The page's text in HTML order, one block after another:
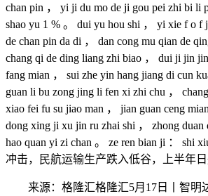
chan pin ， yi ji du mo de ji gou pei zhi bi li
shao yu 1 % 。 dui yu hou shi ， yi xie f o f
de chan pin da di ， dan cong mu qian de
chang qi de ding liang zhi biao ， dui ji jin
fang mian ， sui zhe yin hang jiang di cun
guan li bu zong jing li fen xi zhi chu ，
xiao fei fu su jiao man ， jian guan ceng
dong xing ji xu jin ru zhai shi ， zhong
hao quan yi zi chan 。 ze ren bian ji ：
冲击，民航运输生产跌入低谷，上半年
来源：格隆汇格隆汇5月17日丨智明达